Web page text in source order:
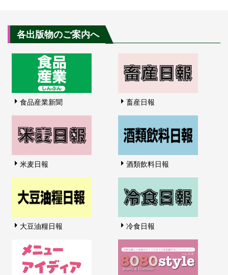
各出版物のご案内へ
食品産業新聞 畜産日報
米麦日報 酒類飲料日報
大豆油糧日報 冷食日報